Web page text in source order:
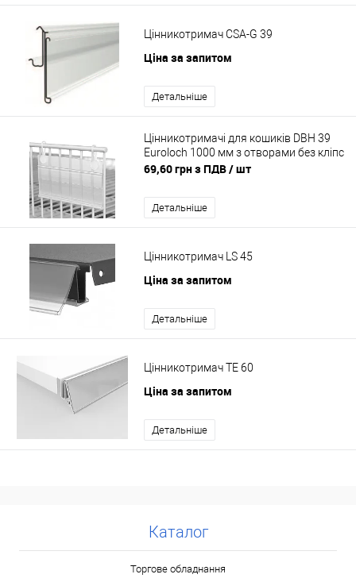
Цінникотримач CSA-G 39
Ціна за запитом
Детальніше
Цінникотримачі для кошиків DBH 39
Euroloch 1000 мм з отворами без кліпс
69,60 грн з ПДВ/ шт
Детальніше
Цінникотримач LS 45
Ціна за запитом
Детальніше
Цінникотримач TE 60
Ціна за запитом
Детальніше
Каталог
Торгове обладнання